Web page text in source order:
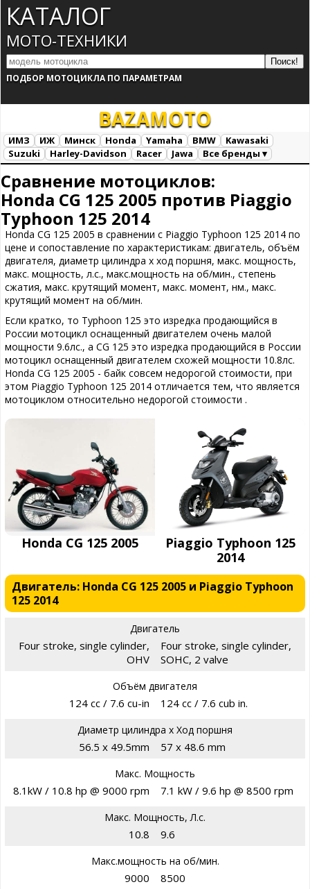
КАТАЛОГ
МОТО-ТЕХНИКИ
ПОДБОР МОТОЦИКЛА ПО ПАРАМЕТРАМ
BAZAMOTO
ИМЗ ИЖ Минск Honda Yamaha BMW
Kawasaki
Suzuki
Harley-Davidson Racer Jawa
Все бренды ▾
Сравнение мотоциклов:
Honda CG 125 2005 против Piaggio
Typhoon 125 2014
Honda CG 125 2005 в сравнении с Piaggio Typhoon 125 2014 по
цене и сопоставление по характеристикам: двигатель, объём
двигателя, диаметр цилиндра х ход поршня, макс. мощность,
макс. мощность, л.с., макс.мощность на об/мин., степень
сжатия, макс. крутящий момент, макс. момент, нм., макс.
крутящий момент на об/мин.
Если кратко, то Typhoon 125 это изредка продающийся в
России мотоцикл оснащенный двигателем очень малой
мощности 9.6лс., а CG 125 это изредка продающийся в России
мотоцикл оснащенный двигателем схожей мощности 10.8лс.
Honda CG 125 2005 - байк совсем недорогой стоимости, при
этом Piaggio Typhoon 125 2014 отличается тем, что является
мотоциклом относительно недорогой стоимости .
Honda CG 125 2005
Piaggio Typhoon 125
2014
Двигатель: Honda CG 125 2005 и Piaggio Typhoon
125 2014
Двигатель
Four stroke, single cylinder,
OHV
Four stroke, single cylinder,
SOHC, 2 valve
Объём двигателя
124 cc / 7.6 cu-in 124 cc / 7.6 cub in.
Диаметр цилиндра х Ход поршня
56.5 x 49.5mm 57 x 48.6 mm
Макс. Мощность
8.1kW / 10.8 hp @ 9000 rpm 7.1 kW / 9.6 hp @ 8500 rpm
Макс. Мощность, Л.с.
10.8 9.6
Макс.мощность на об/мин.
9000 8500